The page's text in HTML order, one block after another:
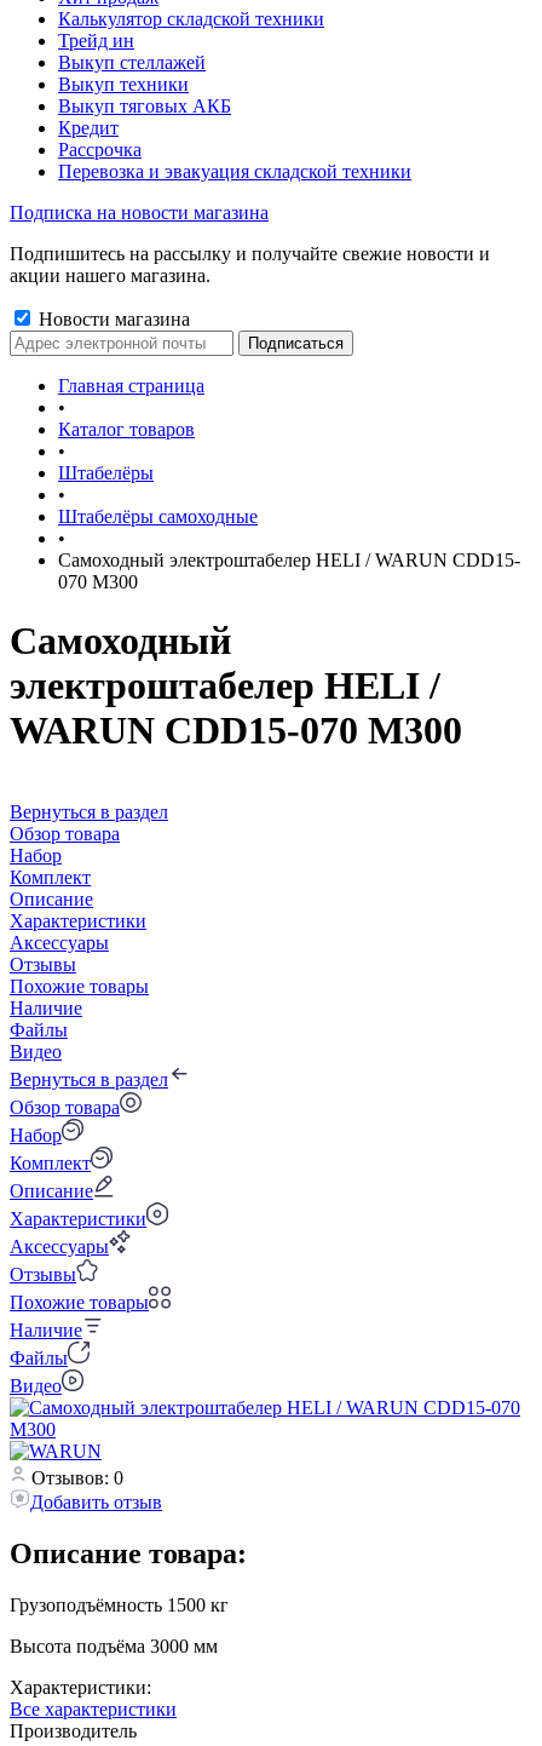
Калькулятор складской техники
Трейд ин
Выкуп стеллажей
Выкуп техники
Выкуп тяговых АКБ
Кредит
Рассрочка
Перевозка и эвакуация складской техники
Подписка на новости магазина
Подпишитесь на рассылку и получайте свежие новости и
акции нашего магазина.
Новости магазина
Главная страница
•
Каталог товаров
•
Штабелёры
•
Штабелёры самоходные
•
Самоходный электроштабелер HELI / WARUN CDD15-
070 M300
Самоходный
электроштабелер HELI /
WARUN CDD15-070 M300
Вернуться в раздел
Обзор товара
Набор
Комплект
Описание
Характеристики
Аксессуары
Отзывы
Похожие товары
Наличие
Файлы
Видео
Вернуться в раздел
Обзор товара
Набор
Комплект
Описание
Характеристики
Аксессуары
Отзывы
Похожие товары
Наличие
Файлы
Видео
Отзывов: 0
Добавить отзыв
Описание товара:
Грузоподъёмность 1500 кг
Высота подъёма 3000 мм
Характеристики:
Все характеристики
Производитель